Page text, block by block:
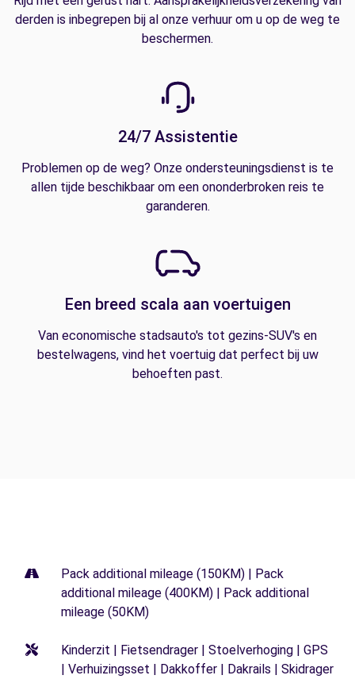
derden is inbegrepen bij al onze verhuur om u op de weg te
beschermen.
24/7 Assistentie
Problemen op de weg? Onze ondersteuningsdienst is te
allen tijde beschikbaar om een ononderbroken reis te
garanderen.
Een breed scala aan voertuigen
Van economische stadsauto's tot gezins-SUV's en
bestelwagens, vind het voertuig dat perfect bij uw
behoeften past.
Pack additional mileage (150KM) | Pack
additional mileage (400KM) | Pack additional
mileage (50KM)
Kinderzit | Fietsendrager | Stoelverhoging | GPS
| Verhuizingsset | Dakkoffer | Dakrails | Skidrager